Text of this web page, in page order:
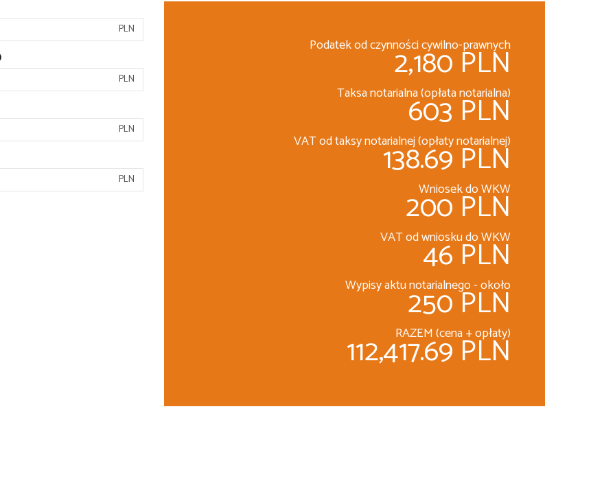
PLN
PLN
PLN
PLN
Podatek od czynności cywilno-prawnych
2,180 PLN
Taksa notarialna (opłata notarialna)
603 PLN
VAT od taksy notarialnej (opłaty notarialnej)
138.69 PLN
Wniosek do WKW
200 PLN
VAT od wniosku do WKW
46 PLN
Wypisy aktu notarialnego - około
250 PLN
RAZEM (cena + opłaty)
112,417.69 PLN